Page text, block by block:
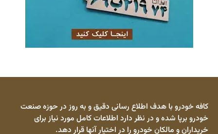
کافه خودرو با هدف اطلاع رسانی دقیق و به روز در حوزه صنعت
خودرو برپا شده و در نظر دارد اطلاعات کامل مورد نیاز برای
خریداران و مالکان خودرو را در اختیار آنها قرار دهد.